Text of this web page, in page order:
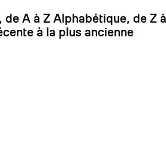
de A à Z Alphabétique, de Z
à la plus ancienne